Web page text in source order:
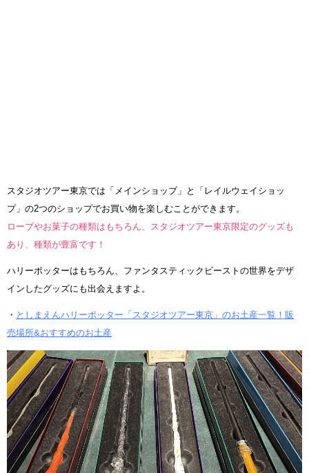
スタジオツアー東京では「メインショップ」と「レイルウェイショッ
プ」の2つのショップでお買い物を楽しむことができます。
ローブやお菓子の種類はもちろん、スタジオツアー東京限定のグッズも
あり、種類が豊富です！
ハリーポッターはもちろん、ファンタスティックビーストの世界をデザ
インしたグッズにも出会えますよ。
・ としまえんハリーポッター「スタジオツアー東京」のお土産一覧！販
売場所&おすすめのお土産